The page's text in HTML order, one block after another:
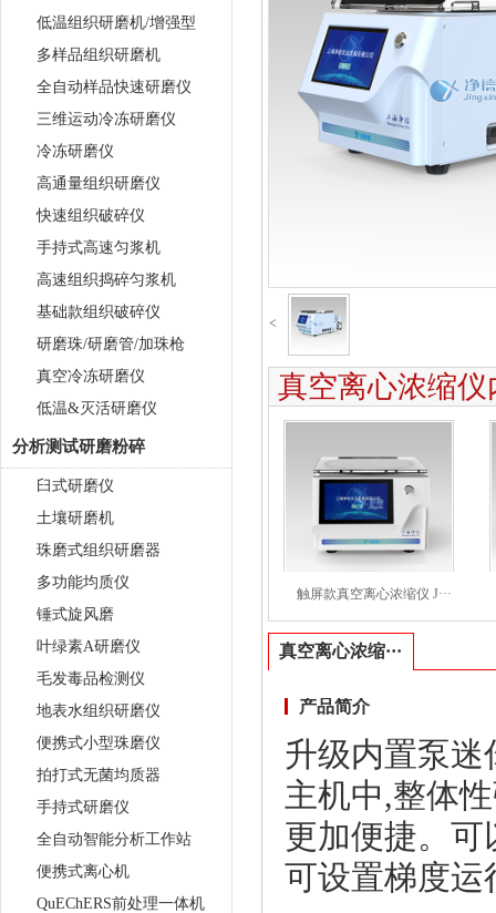
低温组织研磨机/增强型
多样品组织研磨机
全自动样品快速研磨仪
三维运动冷冻研磨仪
冷冻研磨仪
高通量组织研磨仪
快速组织破碎仪
手持式高速匀浆机
高速组织捣碎匀浆机
基础款组织破碎仪
研磨珠/研磨管/加珠枪
真空冷冻研磨仪
低温&灭活研磨仪
分析测试研磨粉碎
臼式研磨仪
土壤研磨机
珠磨式组织研磨器
多功能均质仪
锤式旋风磨
叶绿素A研磨仪
毛发毒品检测仪
地表水组织研磨仪
便携式小型珠磨仪
拍打式无菌均质器
手持式研磨仪
全自动智能分析工作站
便携式离心机
QuEChERS前处理一体机
<
真空离心浓缩
触屏款真空离心浓缩仪 J···
真空离心浓缩···
产品简介
升级内置泵迷
主机中,整体
更加便捷。可
可设置梯度运